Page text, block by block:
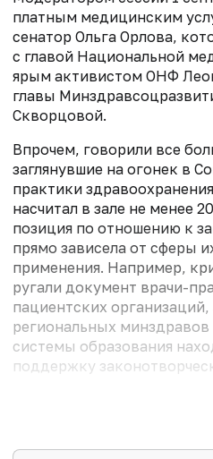
платным медицинским
сенатор Ольга Орлова,
с главой Национальной
ярым активистом ОНФ
главы
Скворцовой.
Впрочем, говорили все
заглянувшие на огонек в
практики
насчитал в зале не менее
позиция по отношению к
прямо зависела от сферы
применения. Например,
ругали документ врачи-
пациентских
региональных минздравов
системы образования
поддержку